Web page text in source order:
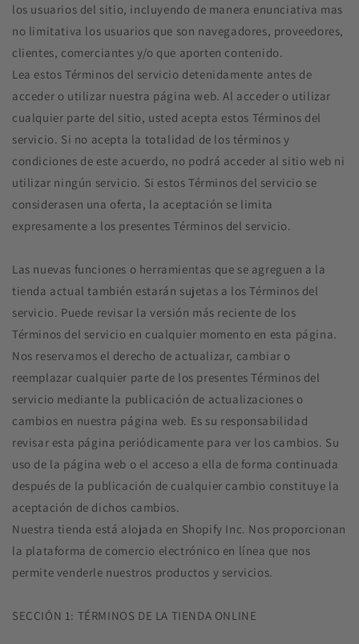
los usuarios del sitio, incluyendo de manera enunciativa mas
no limitativa los usuarios que son navegadores, proveedores,
clientes, comerciantes y/o que aporten contenido.
Lea estos Términos del servicio detenidamente antes de
acceder o utilizar nuestra página web. Al acceder o utilizar
cualquier parte del sitio, usted acepta estos Términos del
servicio. Si no acepta la totalidad de los términos y
condiciones de este acuerdo, no podrá acceder al sitio web ni
utilizar ningún servicio. Si estos Términos del servicio se
considerasen una oferta, la aceptación se limita
expresamente a los presentes Términos del servicio.
Las nuevas funciones o herramientas que se agreguen a la
tienda actual también estarán sujetas a los Términos del
servicio. Puede revisar la versión más reciente de los
Términos del servicio en cualquier momento en esta página.
Nos reservamos el derecho de actualizar, cambiar o
reemplazar cualquier parte de los presentes Términos del
servicio mediante la publicación de actualizaciones o
cambios en nuestra página web. Es su responsabilidad
revisar esta página periódicamente para ver los cambios. Su
uso de la página web o el acceso a ella de forma continuada
después de la publicación de cualquier cambio constituye la
aceptación de dichos cambios.
Nuestra tienda está alojada en Shopify Inc. Nos proporcionan
la plataforma de comercio electrónico en línea que nos
permite venderle nuestros productos y servicios.
SECCIÓN 1: TÉRMINOS DE LA TIENDA ONLINE